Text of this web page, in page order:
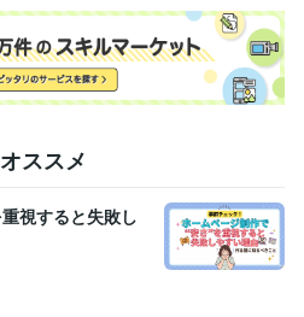
取得年 : 2011年
ール
ド:5年WordPress:4年
ペライチ:4年
年
会員制サイト・オンライン講座サイト
ススメ
視すると失敗し